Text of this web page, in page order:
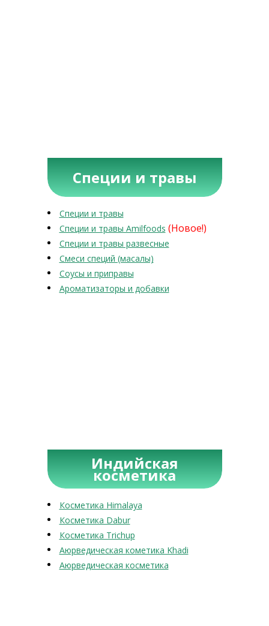
Специи и травы
Специи и травы
Специи и травы Amilfoods (Новое!)
Специи и травы развесные
Смеси специй (масалы)
Соусы и приправы
Ароматизаторы и добавки
Индийская
косметика
Косметика Himalaya
Косметика Dabur
Косметика Trichup
Аюрведическая кометика Khadi
Аюрведическая косметика